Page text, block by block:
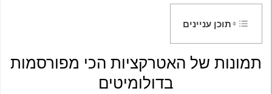
תוכן עניינים
תמונות של האטרקציות הכי מפורסמות
בדולומיטים